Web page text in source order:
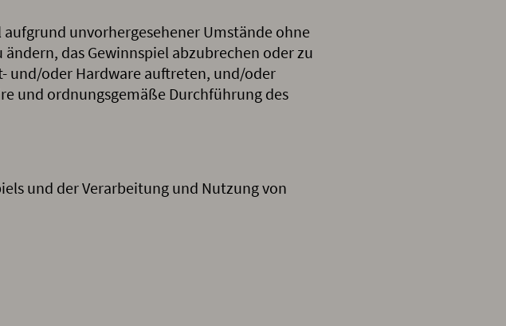
unvorhergesehener Umstände ohne
das Gewinnspiel abzubrechen oder zu
und/oder Hardware auftreten, und/oder
und ordnungsgemäße Durchführung des
und der Verarbeitung und Nutzung von